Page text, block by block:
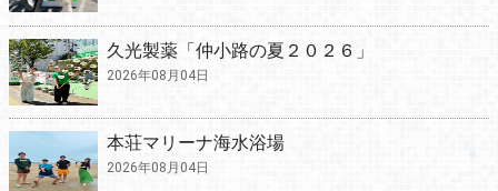
久光製薬「仲小路の夏２０２６」
2026年08月04日
本荘マリーナ海水浴場
2026年08月04日